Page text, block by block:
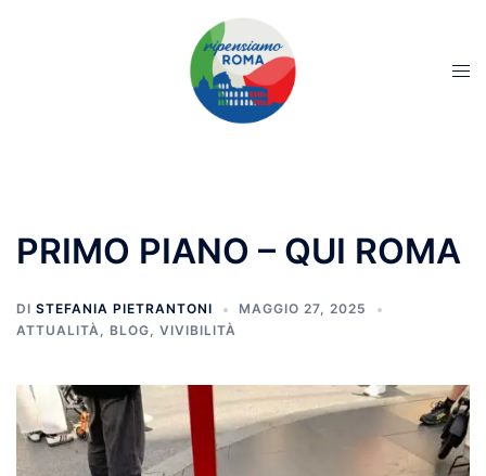
PRIMO PIANO – QUI ROMA
DI STEFANIA PIETRANTONI
MAGGIO 27, 2025
ATTUALITÀ, BLOG, VIVIBILITÀ